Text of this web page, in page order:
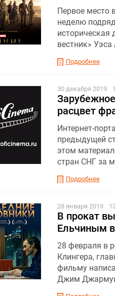
Первое место
неделю
историческая
вестник»
Подробнее
30 декабря 2019
расцвет
Интернет-
предыдущей
этом
стран СНГ за
Подробнее
28 января 2019
В прокат
Ельчиным
28 февраля в
Клингера,
фильму
Джим